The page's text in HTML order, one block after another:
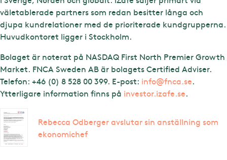
väletablerade partners som redan besitter långa och
djupa kundrelationer med de prioriterade kundgrupperna.
Huvudkontoret ligger i Stockholm.
Bolaget är noterat på NASDAQ First North Premier Growth
Market. FNCA Sweden AB är bolagets Certified Adviser.
Telefon: +46 (0) 8 528 00 399. E-post: info@fnca.se.
Ytterligare information finns på investor.izafe.se.
Rebecca Odberger avslutar sin anställning som
ekonomichef